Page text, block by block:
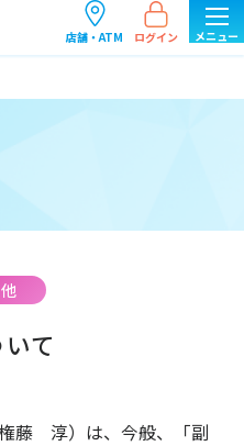
店舗・ATM ログイン
て
藤 淳）は、今般、「副